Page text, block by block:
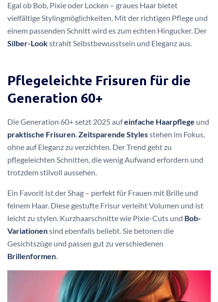
Egal ob Bob, Pixie oder Locken – graues Haar bietet
vielfältige Stylingmöglichkeiten. Mit der richtigen Pflege und
einem passenden Schnitt wird es zum echten Hingucker. Der
Silber-Lookstrahlt Selbstbewusstsein und Eleganz aus.
Pflegeleichte Frisuren für die
Generation 60+
Die Generation 60+ setzt 2025 aufeinfache Haarpflege und
praktische Frisuren.Zeitsparende Stylesstehen im Fokus,
ohne auf Eleganz zu verzichten. Der Trend geht zu
pflegeleichten Schnitten, die wenig Aufwand erfordern und
trotzdem stilvoll aussehen.
Ein Favorit ist der Shag – perfekt für Frauen mit Brille und
feinem Haar. Diese gestufte Frisur verleiht Volumen und ist
leicht zu stylen. Kurzhaarschnitte wie Pixie-Cuts und Bob-
Variationensind ebenfalls beliebt. Sie betonen die
Gesichtszüge und passen gut zu verschiedenen
Brillenformen.